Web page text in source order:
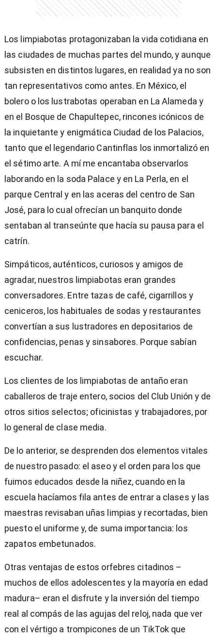
Los limpiabotas protagonizaban la vida cotidiana en
las ciudades de muchas partes del mundo, y aunque
subsisten en distintos lugares, en realidad ya no son
tan representativos como antes. En México, el
bolero o los lustrabotas operaban en La Alameda y
en el Bosque de Chapultepec, rincones icónicos de
la inquietante y enigmática Ciudad de los Palacios,
tanto que el legendario Cantinflas los inmortalizó en
el sétimo arte. A mí me encantaba observarlos
laborando en la soda Palace y en La Perla, en el
parque Central y en las aceras del centro de San
José, para lo cual ofrecían un banquito donde
sentaban al transeúnte que hacía su pausa para el
catrín.
Simpáticos, auténticos, curiosos y amigos de
agradar, nuestros limpiabotas eran grandes
conversadores. Entre tazas de café, cigarrillos y
ceniceros, los habituales de sodas y restaurantes
convertían a sus lustradores en depositarios de
confidencias, penas y sinsabores. Porque sabían
escuchar.
Los clientes de los limpiabotas de antaño eran
caballeros de traje entero, socios del Club Unión y de
otros sitios selectos; oficinistas y trabajadores, por
lo general de clase media.
De lo anterior, se desprenden dos elementos vitales
de nuestro pasado: el aseo y el orden para los que
fuimos educados desde la niñez, cuando en la
escuela hacíamos fila antes de entrar a clases y las
maestras revisaban uñas limpias y recortadas, bien
puesto el uniforme y, de suma importancia: los
zapatos embetunados.
Otras ventajas de estos orfebres citadinos –
muchos de ellos adolescentes y la mayoría en edad
madura– eran el disfrute y la inversión del tiempo
real al compás de las agujas del reloj, nada que ver
con el vértigo a trompicones de un TikTok que